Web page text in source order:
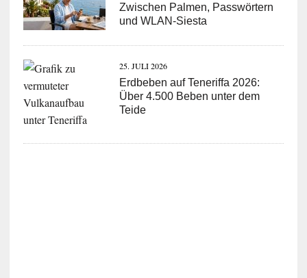
Zwischen Palmen, Passwörtern
und WLAN-Siesta
25. JULI 2026
Erdbeben auf Teneriffa 2026:
Über 4.500 Beben unter dem
Teide